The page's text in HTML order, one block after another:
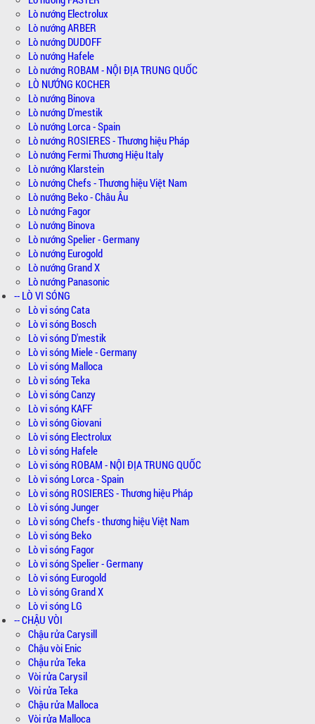
Lò nướng Electrolux
Lò nướng ARBER
Lò nướng DUDOFF
Lò nướng Hafele
Lò nướng ROBAM - NỘI ĐỊA TRUNG QUỐC
LÒ NƯỚNG KOCHER
Lò nướng Binova
Lò nướng D'mestik
Lò nướng Lorca - Spain
Lò nướng ROSIERES - Thương hiệu Pháp
Lò nướng Fermi Thương Hiệu Italy
Lò nướng Klarstein
Lò nướng Chefs - Thương hiệu Việt Nam
Lò nướng Beko - Châu Âu
Lò nướng Fagor
Lò nướng Binova
Lò nướng Spelier - Germany
Lò nướng Eurogold
Lò nướng Grand X
Lò nướng Panasonic
-- LÒ VI SÓNG
Lò vi sóng Cata
Lò vi sóng Bosch
Lò vi sóng D'mestik
Lò vi sóng Miele - Germany
Lò vi sóng Malloca
Lò vi sóng Teka
Lò vi sóng Canzy
Lò vi sóng KAFF
Lò vi sóng Giovani
Lò vi sóng Electrolux
Lò vi sóng Hafele
Lò vi sóng ROBAM - NỘI ĐỊA TRUNG QUỐC
Lò vi sóng Lorca - Spain
Lò vi sóng ROSIERES - Thương hiệu Pháp
Lò vi sóng Junger
Lò vi sóng Chefs - thương hiệu Việt Nam
Lò vi sóng Beko
Lò vi sóng Fagor
Lò vi sóng Spelier - Germany
Lò vi sóng Eurogold
Lò vi sóng Grand X
Lò vi sóng LG
-- CHẬU VÒI
Chậu rửa Carysill
Chậu vòi Enic
Chậu rửa Teka
Vòi rửa Carysil
Vòi rửa Teka
Chậu rửa Malloca
Vòi rửa Malloca